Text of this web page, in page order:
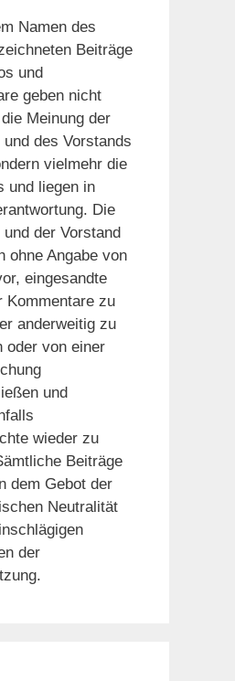
Namen des
Beiträge
und
geben nicht
Meinung der
und des Vorstands
vielmehr die
und liegen in
Die
und der Vorstand
ohne Angabe von
eingesandte
Kommentare zu
anderweitig zu
oder von einer
und
wieder zu
Beiträge
dem Gebot der
Neutralität
der